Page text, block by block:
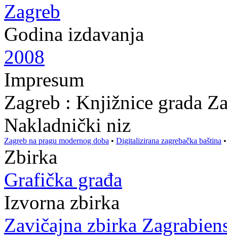
Zagreb
Godina izdavanja
2008
Impresum
Zagreb : Knjižnice grada
Nakladnički niz
Zagreb na pragu modernog doba • Digitalizirana zagrebačka baština
Zbirka
Grafička građa
Izvorna zbirka
Zavičajna zbirka